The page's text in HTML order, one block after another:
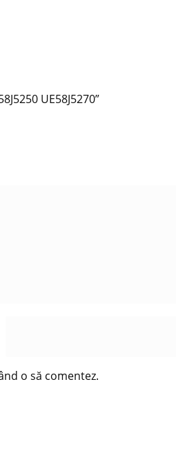
UE58J5270”
o să comentez.